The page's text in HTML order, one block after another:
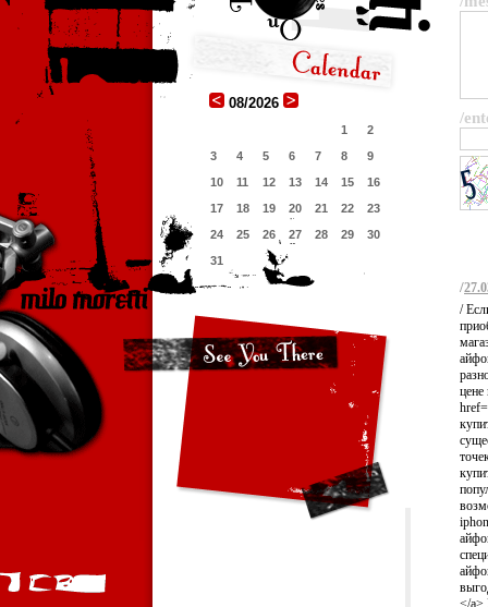
08/2026
1
2
3
4 5 6 7 8
9
10
11 12 13 14 15
16
17
18 19 20 21 22
23
24
25 26 27 28 29
30
31
/
/
/
цене
</a>